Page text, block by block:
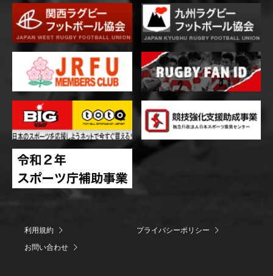
利用規約
プライバシーポリシー
お問い合わせ